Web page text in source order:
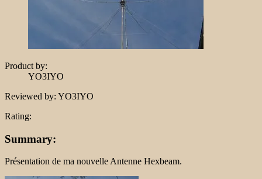
Product by:
YO3IYO
Reviewed by: YO3IYO
Rating:
Summary:
Présentation de ma nouvelle Antenne Hexbeam.